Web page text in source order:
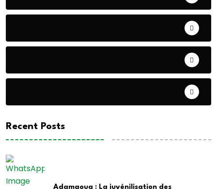
Recent Posts
Adamaoua : La juvénilisation des